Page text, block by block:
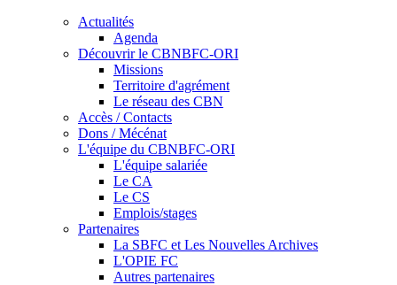
Actualités
Agenda
Découvrir le CBNBFC-ORI
Missions
Territoire d'agrément
Le réseau des CBN
Accès / Contacts
Dons / Mécénat
L'équipe du CBNBFC-ORI
L'équipe salariée
Le CA
Le CS
Emplois/stages
Partenaires
La SBFC et Les Nouvelles Archives
L'OPIE FC
Autres partenaires